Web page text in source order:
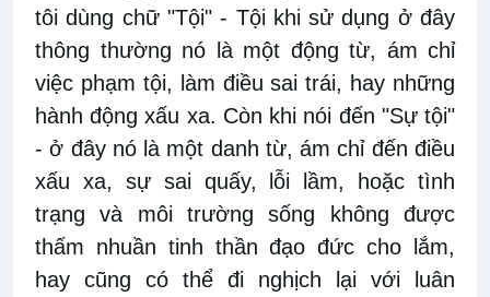
tôi dùng chữ "Tội" - Tội khi sử dụng ở đây
thông thường nó là một động từ, ám chỉ
việc phạm tội, làm điều sai trái, hay những
hành động xấu xa. Còn khi nói đến "Sự tội"
- ở đây nó là một danh từ, ám chỉ đến điều
xấu xa, sự sai quấy, lỗi lầm, hoặc tình
trạng và môi trường sống không được
thấm nhuần tinh thần đạo đức cho lắm,
hay cũng có thể đi nghịch lại với luân